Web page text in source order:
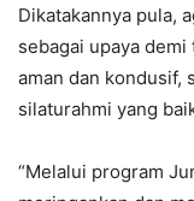
Dikatakannya pula,
sebagai upaya
aman dan kondusif,
silaturahmi yang
“Melalui program